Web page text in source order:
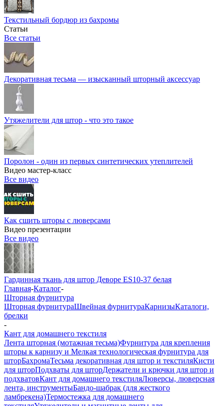
Текстильный бордюр из бахромы
Статьи
Все статьи
Декоративная тесьма — изысканный шторный аксессуар
Утяжелители для штор - что это такое
Поролон - один из первых синтетических утеплителей
Видео мастер-класс
Все видео
Как сшить шторы с люверсами
Видео презентации
Все видео
Гардинная ткань для штор Деворе ES10-37 белая
Главная-Каталог-
Шторная фурнитура
Шторная фурнитураШвейная фурнитураКарнизыКаталоги,
брелки
-
Кант для домашнего текстиля
Лента шторная (мотажная тесьма)Фурнитура для крепления
шторы к карнизу и Мелкая технологическая фурнитура для
шторБахромаТесьма декоративная для штор и текстиляКисти
для шторПодхваты для шторДержатели и крючки для штор и
подхватовКант для домашнего текстиляЛюверсы, люверсная
лента, инструментыБандо-шабрак (для жесткого
ламбрекена)Термостежка для домашнего